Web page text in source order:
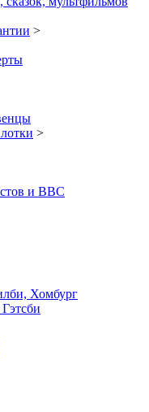
>
>
и ВВС
Хомбург